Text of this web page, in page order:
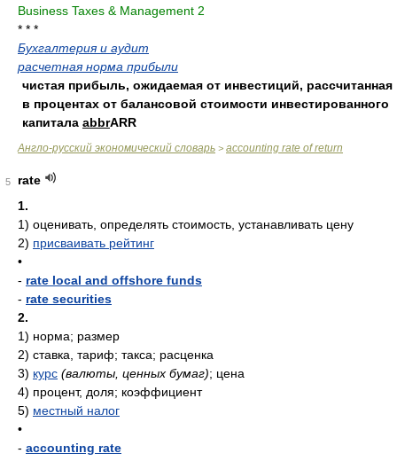
Business Taxes & Management 2
* * *
Бухгалтерия и аудит
расчетная норма прибыли
чистая прибыль, ожидаемая от инвестиций, рассчитанная
в процентах от балансовой стоимости инвестированного
капитала abbrARR
Англо-русский экономический словарь > accounting rate of return
5
rate
1.
1) оценивать, определять стоимость, устанавливать цену
2) присваивать рейтинг
•
- rate local and offshore funds
- rate securities
2.
1) норма; размер
2) ставка, тариф; такса; расценка
3) курс (валюты, ценных бумаг); цена
4) процент, доля; коэффициент
5) местный налог
•
- accounting rate